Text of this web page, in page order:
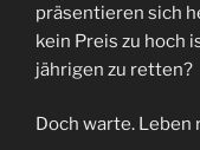
präsentieren sich
kein Preis zu hoch
jährigen zu retten?
Doch warte. Leben